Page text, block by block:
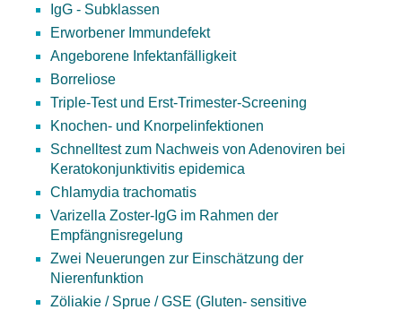
IgG - Subklassen
Erworbener Immundefekt
Angeborene Infektanfälligkeit
Borreliose
Triple-Test und Erst-Trimester-Screening
Knochen- und Knorpelinfektionen
Schnelltest zum Nachweis von Adenoviren bei
Keratokonjunktivitis epidemica
Chlamydia trachomatis
Varizella Zoster-IgG im Rahmen der
Empfängnisregelung
Zwei Neuerungen zur Einschätzung der
Nierenfunktion
Zöliakie / Sprue / GSE (Gluten- sensitive